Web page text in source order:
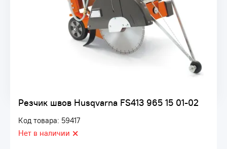
Резчик швов Husqvarna FS413 965 15 01-02
Код товара: 59417
Нет в наличии